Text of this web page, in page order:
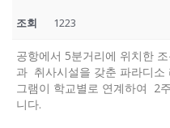
조회 1223
공항에서 5분거리에 위치한
과 취사시설을 갖춘 파라디소
그램이 학교별로 연계하여 2
니다.